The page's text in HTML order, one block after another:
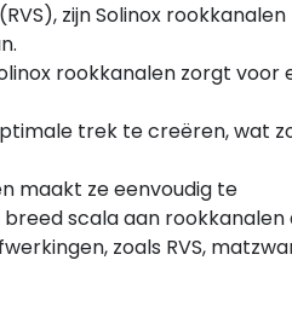
zijn Solinox rookkanalen
rookkanalen zorgt voor
trek te creëren, wat
maakt ze eenvoudig te
zoals RVS,
scala aan rookkanalen